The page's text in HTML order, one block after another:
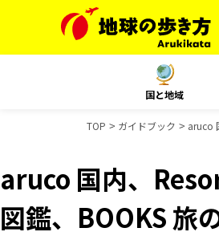
国と地域
TOP ガイドブック aruco
aruco 国内、
図鑑、BOOKS 旅